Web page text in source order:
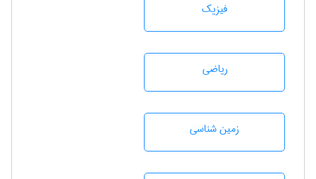
فیزیک
رياضی
زمين شناسی